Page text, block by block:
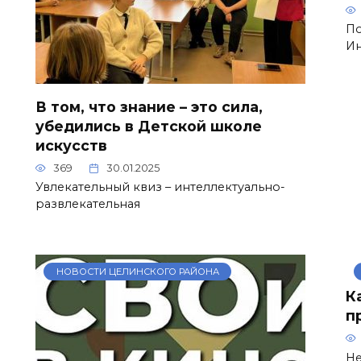
В том, что знание – это сила,
убедились в Детской школе
искусств
369 30.01.2025
Увлекательный квиз – интеллектуально-
развлекательная
НОВОСТИ ЦЕЛИНСКОГО РАЙОНА